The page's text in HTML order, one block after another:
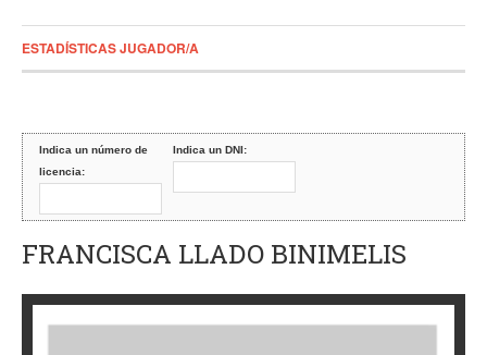
ESTADÍSTICAS JUGADOR/A
Indica un número de
licencia:
Indica un DNI:
FRANCISCA LLADO BINIMELIS